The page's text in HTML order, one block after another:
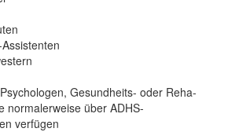
Gesundheits- oder Reha-
normalerweise über ADHS-
verfügen